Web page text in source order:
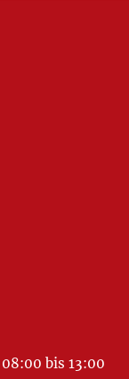
bis 13:00